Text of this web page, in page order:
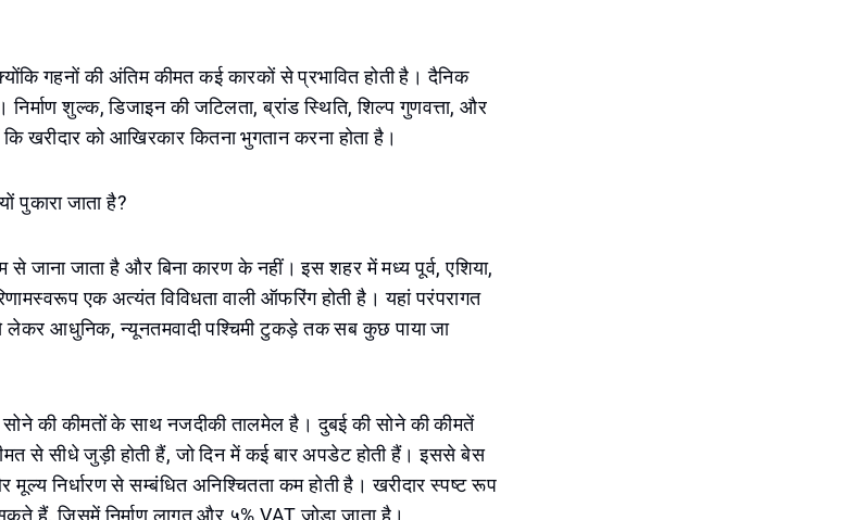
गहनों की अंतिम कीमत कई कारकों से प्रभावित होती है। दैनिक
शुल्क, डिजाइन की जटिलता, ब्रांड स्थिति, शिल्प गुणवत्ता, और
खरीदार को आखिरकार कितना भुगतान करना होता है।
पुकारा जाता है?
जाना जाता है और बिना कारण के नहीं। इस शहर में मध्य पूर्व, एशिया,
एक अत्यंत विविधता वाली ऑफरिंग होती है। यहां परंपरागत
लेकर आधुनिक, न्यूनतमवादी पश्चिमी टुकड़े तक सब कुछ पाया जा
सोने की कीमतों के साथ नजदीकी तालमेल है। दुबई की सोने की कीमतें
से सीधे जुड़ी होती हैं, जो दिन में कई बार अपडेट होती हैं। इससे बेस
मूल्य निर्धारण से सम्बंधित अनिश्चितता कम होती है। खरीदार स्पष्ट रूप
हैं, जिसमें निर्माण लागत और ५% VAT जोड़ा जाता है।